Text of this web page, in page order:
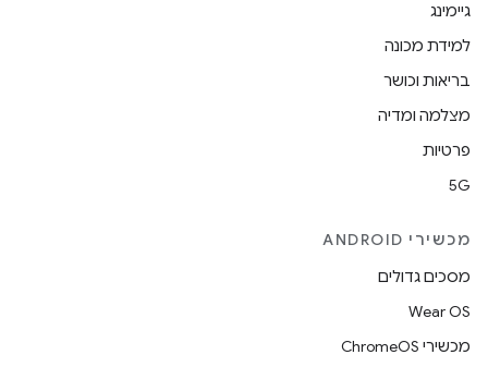
גיימינג
למידת מכונה
בריאות וכושר
מצלמה ומדיה
פרטיות
5G
מכשירי ANDROID
מסכים גדולים
Wear OS
מכשירי ChromeOS